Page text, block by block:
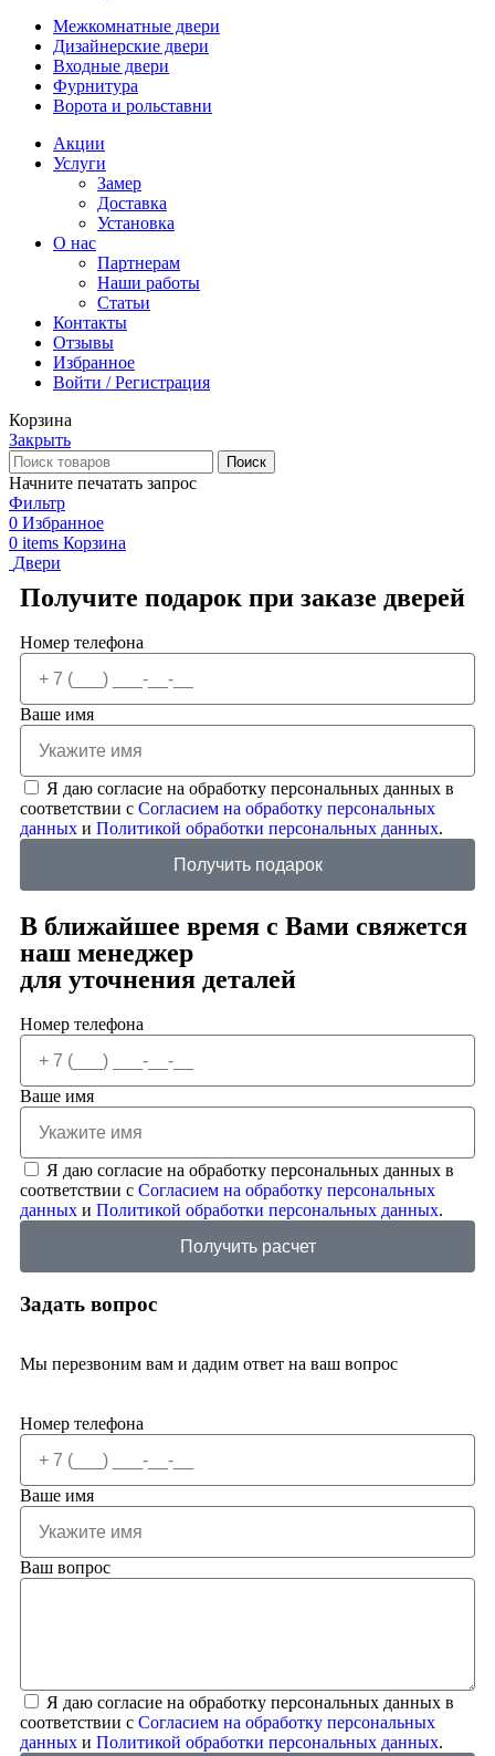
Межкомнатные двери
Дизайнерские двери
Входные двери
Фурнитура
Ворота и рольставни
Акции
Услуги
Замер
Доставка
Установка
О нас
Партнерам
Наши работы
Статьи
Контакты
Отзывы
Избранное
Войти / Регистрация
Корзина
Закрыть
Поиск
Начните печатать запрос
Фильтр
0 Избранное
0 items Корзина
Двери
Получите подарок при заказе дверей
Номер телефона
Ваше имя
Я даю согласие на обработку персональных данных в
соответствии с Согласием на обработку персональных
данных и Политикой обработки персональных данных.
Получить подарок
В ближайшее время с Вами свяжется
наш менеджер
для уточнения деталей
Номер телефона
Ваше имя
Я даю согласие на обработку персональных данных в
соответствии с Согласием на обработку персональных
данных и Политикой обработки персональных данных.
Получить расчет
Задать вопрос
Мы перезвоним вам и дадим ответ на ваш вопрос
Номер телефона
Ваше имя
Ваш вопрос
Я даю согласие на обработку персональных данных в
соответствии с Согласием на обработку персональных
данных и Политикой обработки персональных данных.